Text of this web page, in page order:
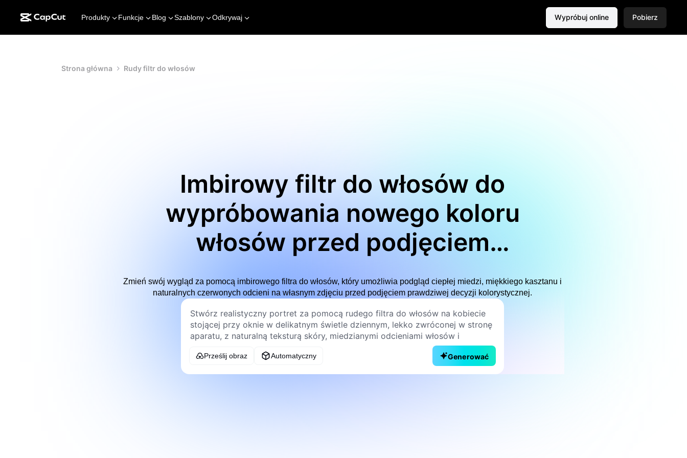
Produkty Funkcje Blog Szablony Odkrywaj Wypróbuj online Pobierz
Strona główna Rudy filtr do włosów
Imbirowy filtr do włosów do
wypróbowania nowego koloru
włosów przed podjęciem
zobowiązania
Zmień swój wygląd za pomocą imbirowego filtra do włosów, który umożliwia podgląd ciepłej miedzi, miękkiego kasztanu i
naturalnych czerwonych odcieni na własnym zdjęciu przed podjęciem prawdziwej decyzji kolorystycznej.
Prześlij obraz Automatyczny Generować